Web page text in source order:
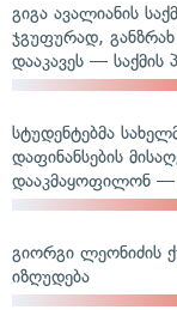
გიგა ავალიანის
ჯგუფურად, განზრახ
დააკავეს —
სტუდენტებმა
დაფინანსების
დააკმაყოფილონ —
გიორგი ლეონიძის
იზღუდება